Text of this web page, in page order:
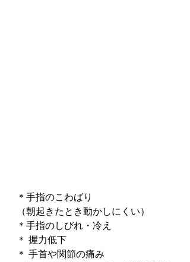
＊手指のこわばり
（朝起きたとき動かしにくい）
＊手指のしびれ・冷え
＊ 握力低下
＊ 手首や関節の痛み